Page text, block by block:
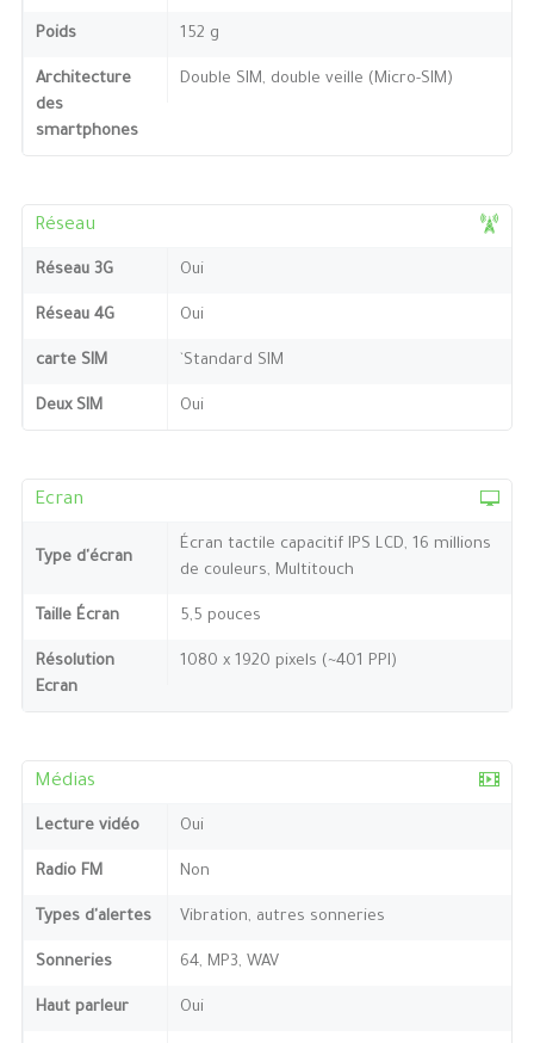
Poids 152 g
Architecture
des
smartphones
Double SIM, double veille (Micro-SIM)
Réseau
Réseau 3G Oui
Réseau 4G Oui
carte SIM `Standard SIM
Deux SIM Oui
Ecran
Type d'écran
Écran tactile capacitif IPS LCD, 16 millions
de couleurs, Multitouch
Taille Écran 5,5 pouces
Résolution
Ecran
1080 x 1920 pixels (~401 PPI)
Médias
Lecture vidéo Oui
Radio FM Non
Types d'alertes Vibration, autres sonneries
Sonneries 64, MP3, WAV
Haut parleur Oui